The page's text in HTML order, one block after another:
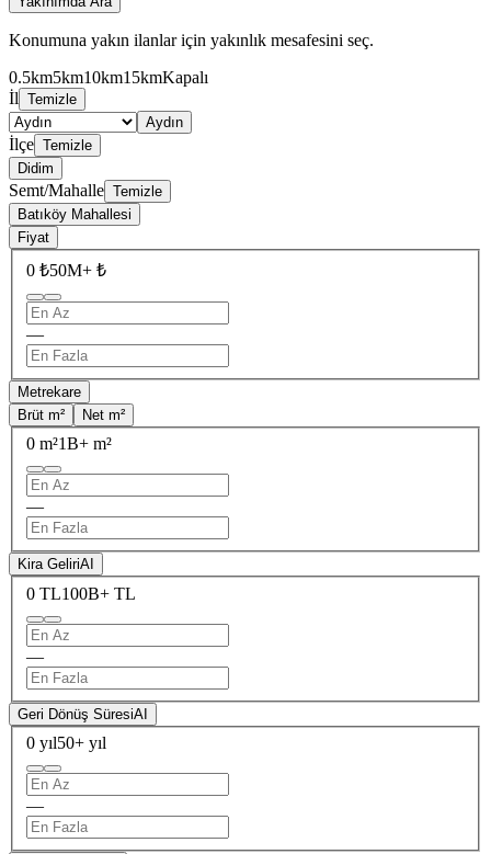
Konumuna yakın ilanlar için yakınlık mesafesini seç.
0.5km5km10km15kmKapalı
İl Temizle
Aydın
İlçe Temizle
Didim
Semt/Mahalle Temizle
Batıköy Mahallesi
Fiyat
0 ₺50M+ ₺
—
Metrekare
Brüt m²
Net m²
0 m²1B+ m²
—
Kira GeliriAI
0 TL100B+ TL
—
Geri Dönüş SüresiAI
0 yıl50+ yıl
—